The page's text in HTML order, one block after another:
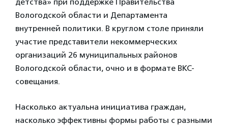
Вологодской области и Департамента
внутренней политики. В круглом столе приняли
участие представители некоммерческих
организаций 26 муниципальных районов
Вологодской области, очно и в формате ВКС-
совещания.
Насколько актуальна инициатива граждан,
насколько эффективны формы работы с разными